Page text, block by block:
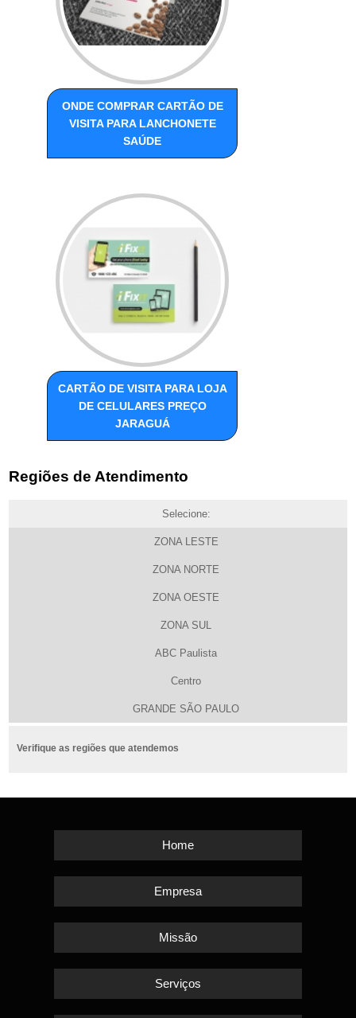
ONDE COMPRAR CARTÃO DE
VISITA PARA LANCHONETE
SAÚDE
CARTÃO DE VISITA PARA LOJA
DE CELULARES PREÇO
JARAGUÁ
Regiões de Atendimento
Selecione:
ZONA LESTE
ZONA NORTE
ZONA OESTE
ZONA SUL
ABC Paulista
Centro
GRANDE SÃO PAULO
Verifique as regiões que atendemos
Home
Empresa
Missão
Serviços